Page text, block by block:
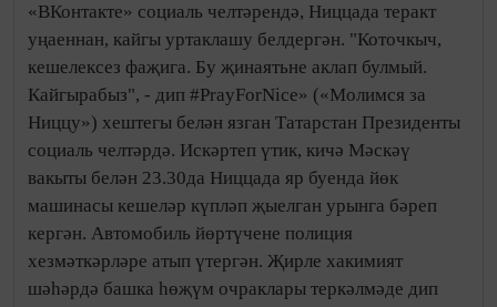
«ВКонтакте» социаль челтәрендә, Ниццада теракт
уңаеннан, кайгы уртаклашу белдергән. "Коточкыч,
кешелексез фаҗига. Бу җинаятьне аклап булмый.
Кайгырабыз", - дип #PrayForNice» («Молимся за
Ниццу») хештегы белән язган Татарстан Президенты
социаль челтәрдә. Искәртеп үтик, кичә Мәскәү
вакыты белән 23.30да Ниццада яр буенда йөк
машинасы кешеләр күпләп җыелган урынга бәреп
кергән. Автомобиль йөртүчене полиция
хезмәткәрләре атып үтергән. Җирле хакимият
шәһәрдә башка һөҗүм очраклары теркәлмәде дип